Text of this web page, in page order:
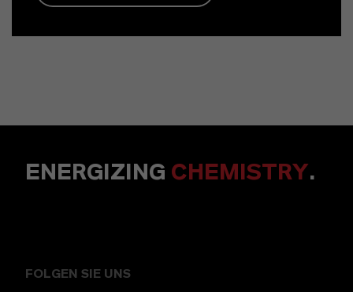
ENERGIZING CHEMISTRY.
FOLGEN SIE UNS